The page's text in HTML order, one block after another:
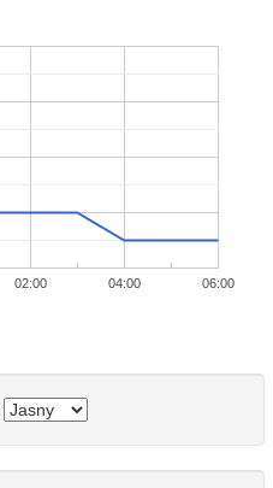
02:00 04:00 06:00